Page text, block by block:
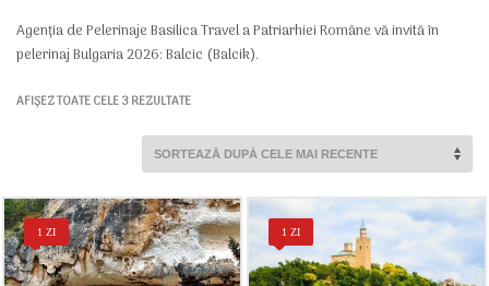
Agenția de Pelerinaje Basilica Travel a Patriarhiei Române vă invită în
pelerinaj Bulgaria 2026: Balcic (Balcik).
AFIȘEZ TOATE CELE 3 REZULTATESORTAT
CELE
MAI
RECENTE
1 ZI 1 ZI